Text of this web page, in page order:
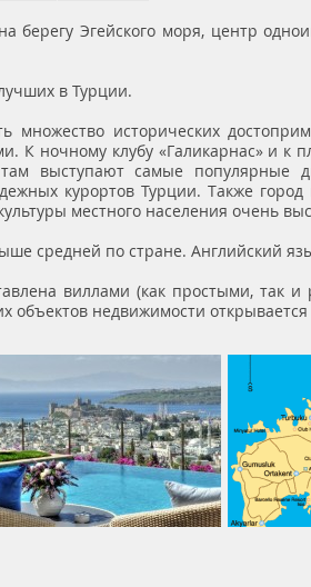
берегу Эгейского моря, центр
в Турции.
множество исторических
К ночному клубу «Галикарнас» и к
там выступают самые популярные
курортов Турции. Также
местного населения очень
средней по стране. Английский
виллами (как простыми, так
объектов недвижимости